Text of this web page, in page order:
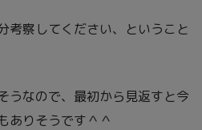
考察してください、ということ
うなので、最初から見返すと今
ありそうです＾＾